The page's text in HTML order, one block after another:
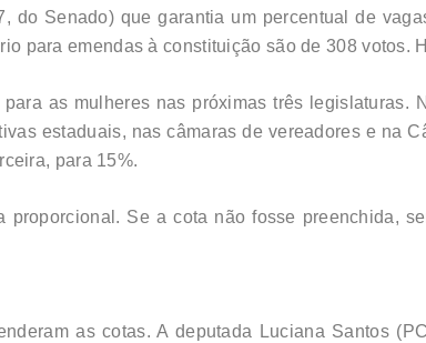
do Senado) que garantia um percentual de
para emendas à constituição são de 308 votos.
as mulheres nas próximas três legislaturas.
estaduais, nas câmaras de vereadores e na
para 15%.
proporcional. Se a cota não fosse preenchida,
as cotas. A deputada Luciana Santos